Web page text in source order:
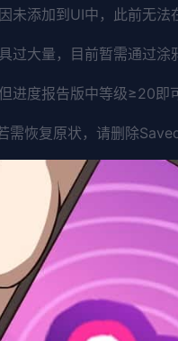
未添加到UI中，此前无法
过大量，目前暂需通过涂
进度报告版中等级≥20即
需恢复原状，请删除